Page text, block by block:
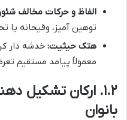
الفاظ و حرکات مخالف
توهین آمیز، وقیحانه یا
هتک حیثیت: خدشه دار
معمولاً پیامد مستقیم
۱.۲. ارکان تشکیل
بانوان